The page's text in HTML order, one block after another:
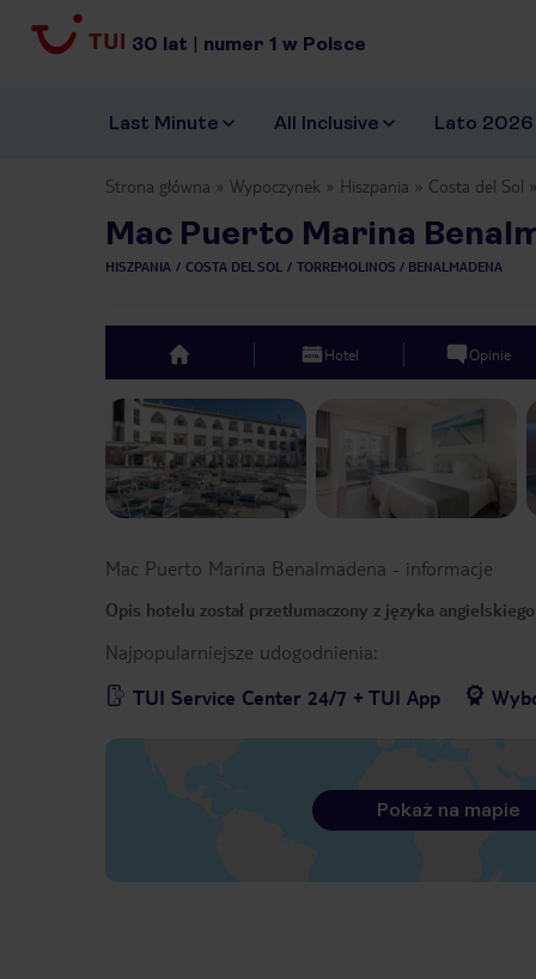
30 lat | numer 1 w Polsce
Last Minute All Inclusive Lato 2026
Strona główna Wypoczynek Hiszpania Costa del Sol
Mac Puerto Marina
HISZPANIA COSTA DEL SOL TORREMOLINOS / BENALMADENA
top Hotel Opinie
Previous slide
Mac Puerto Marina Benalmadena - informacje
Opis hotelu został przetłumaczony z języka
Najpopularniejsze udogodnienia:
TUI Service Center 24/7 + TUI App
Pokaż na mapie